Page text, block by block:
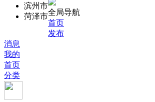
滨州市
菏泽市全局导航
首页
发布
消息
我的
首页
分类